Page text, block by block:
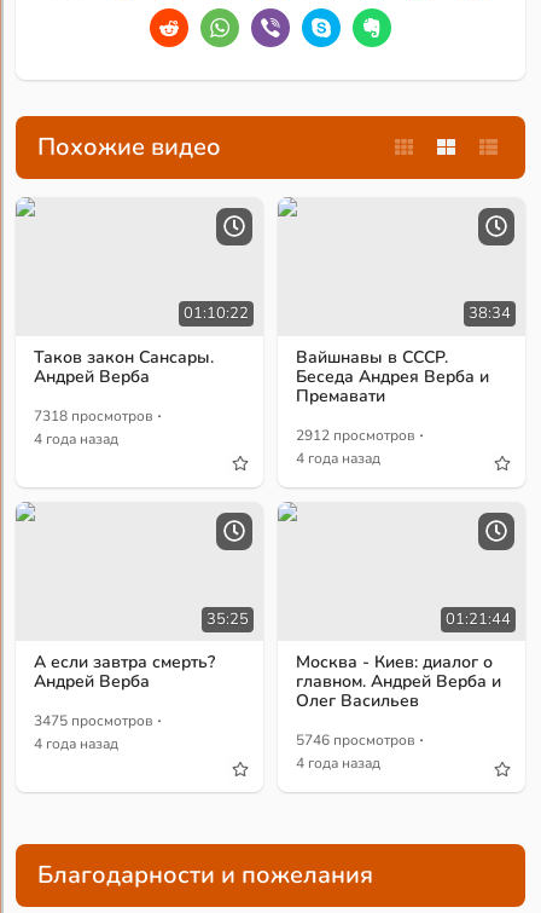
Похожие видео
01:10:22
Таков закон Сансары.
Андрей Верба
7318 просмотров ·
4 года назад
38:34
Вайшнавы в СССР.
Беседа Андрея Верба и
Премавати
2912 просмотров ·
4 года назад
35:25
А если завтра смерть?
Андрей Верба
3475 просмотров ·
4 года назад
01:21:44
Москва - Киев: диалог о
главном. Андрей Верба и
Олег Васильев
5746 просмотров ·
4 года назад
Благодарности и пожелания